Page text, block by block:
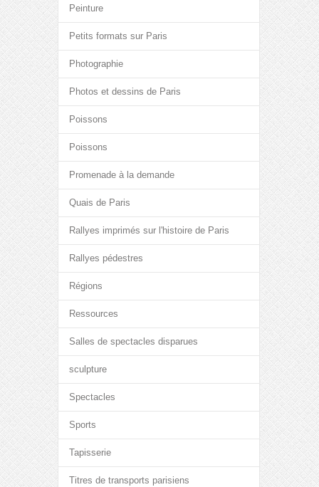
Peinture
Petits formats sur Paris
Photographie
Photos et dessins de Paris
Poissons
Poissons
Promenade à la demande
Quais de Paris
Rallyes imprimés sur l'histoire de Paris
Rallyes pédestres
Régions
Ressources
Salles de spectacles disparues
sculpture
Spectacles
Sports
Tapisserie
Titres de transports parisiens